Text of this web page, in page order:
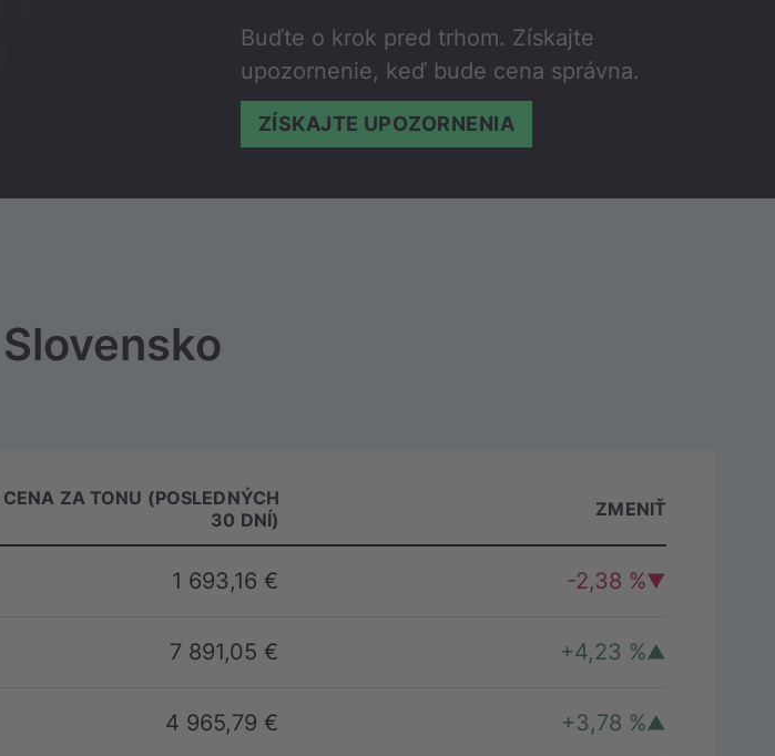
Buďte o krok pred trhom. Získajte
upozornenie, keď bude cena správna.
ZÍSKAJTE UPOZORNENIA
ZA TONU (POSLEDNÝCH
30 DNÍ)
ZMENIŤ
1 693,16 € -2,38 %
7 891,05 € +4,23 %
4 965,79 € +3,78 %